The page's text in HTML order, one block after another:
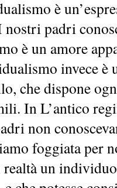
è
nostri padri
è un amore
invece è
che dispone
In L’antico
non
foggiata per
realtà un